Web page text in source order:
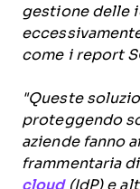
gestione delle
come i report
"Queste
proteggendo
aziende fanno
frammentaria
cloud(IdP) e